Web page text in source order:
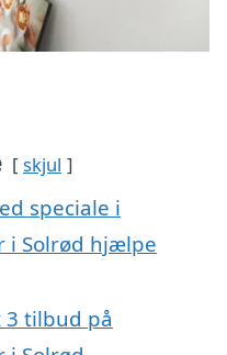
skjul
speciale i
i Solrød hjælpe
tilbud på